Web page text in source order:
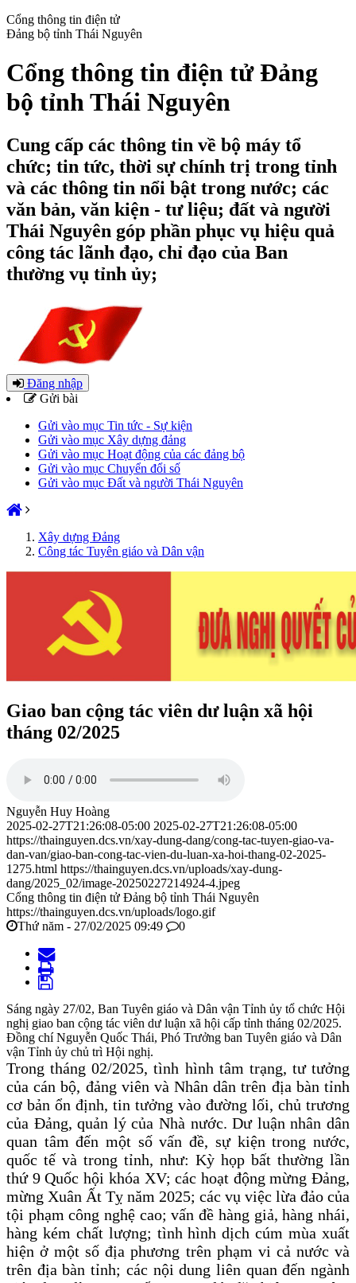
Cổng thông tin điện tử
Đảng bộ tỉnh Thái Nguyên
Cổng thông tin điện tử Đảng
bộ tỉnh Thái Nguyên
Cung cấp các thông tin về bộ máy tổ
chức; tin tức, thời sự chính trị trong tỉnh
và các thông tin nổi bật trong nước; các
văn bản, văn kiện - tư liệu; đất và người
Thái Nguyên góp phần phục vụ hiệu quả
công tác lãnh đạo, chỉ đạo của Ban
thường vụ tỉnh ủy;
Đăng nhập
Gửi bài
Gửi vào mục Tin tức - Sự kiện
Gửi vào mục Xây dựng đảng
Gửi vào mục Hoạt động của các đảng bộ
Gửi vào mục Chuyển đổi số
Gửi vào mục Đất và người Thái Nguyên
Xây dựng Đảng
Công tác Tuyên giáo và Dân vận
Giao ban cộng tác viên dư luận xã hội
tháng 02/2025
Nguyễn Huy Hoàng
2025-02-27T21:26:08-05:00 2025-02-27T21:26:08-05:00
https://thainguyen.dcs.vn/xay-dung-dang/cong-tac-tuyen-giao-va-
dan-van/giao-ban-cong-tac-vien-du-luan-xa-hoi-thang-02-2025-
1275.html https://thainguyen.dcs.vn/uploads/xay-dung-
dang/2025_02/image-20250227214924-4.jpeg
Cổng thông tin điện tử Đảng bộ tỉnh Thái Nguyên
https://thainguyen.dcs.vn/uploads/logo.gif
Thứ năm - 27/02/2025 09:49
0
Sáng ngày 27/02, Ban Tuyên giáo và Dân vận Tỉnh ủy tổ chức Hội
nghị giao ban cộng tác viên dư luận xã hội cấp tỉnh tháng 02/2025.
Đồng chí Nguyễn Quốc Thái, Phó Trưởng ban Tuyên giáo và Dân
vận Tỉnh ủy chủ trì Hội nghị.
Trong tháng 02/2025, tình hình tâm trạng, tư tưởng
của cán bộ, đảng viên và Nhân dân trên địa bàn tỉnh
cơ bản ổn định, tin tưởng vào đường lối, chủ trương
của Đảng, quản lý của Nhà nước. Dư luận nhân dân
quan tâm đến một số vấn đề, sự kiện trong nước,
quốc tế và trong tỉnh, như: Kỳ họp bất thường lần
thứ 9 Quốc hội khóa XV; các hoạt động mừng Đảng,
mừng Xuân Ất Tỵ năm 2025; các vụ việc lừa đảo của
tội phạm công nghệ cao; vấn đề hàng giả, hàng nhái,
hàng kém chất lượng; tình hình dịch cúm mùa xuất
hiện ở một số địa phương trên phạm vi cả nước và
trên địa bàn tỉnh; các nội dung liên quan đến ngành